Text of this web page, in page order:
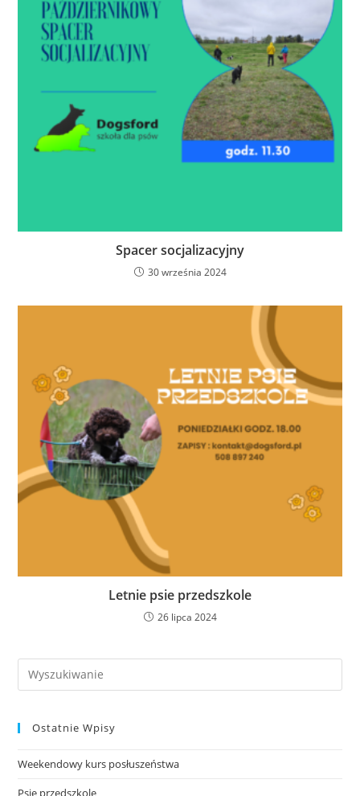
Spacer socjalizacyjny
30 września 2024
Letnie psie przedszkole
26 lipca 2024
Search
this
Ostatnie Wpisy
Weekendowy kurs posłuszeństwa
Psie przedszkole